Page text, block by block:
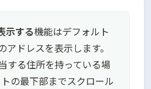
示する機能はデフォルト
アドレスを表示します。
する住所を持っている場
の最下部までスクロール